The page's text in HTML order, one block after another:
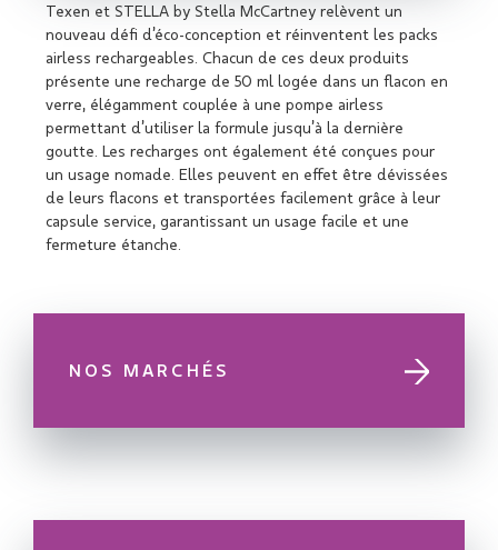
Texen et STELLA by Stella McCartney relèvent un
nouveau défi d’éco-conception et réinventent les packs
airless rechargeables. Chacun de ces deux produits
présente une recharge de 50 ml logée dans un flacon en
verre, élégamment couplée à une pompe airless
permettant d’utiliser la formule jusqu’à la dernière
goutte. Les recharges ont également été conçues pour
un usage nomade. Elles peuvent en effet être dévissées
de leurs flacons et transportées facilement grâce à leur
capsule service, garantissant un usage facile et une
fermeture étanche.
NOS MARCHÉS